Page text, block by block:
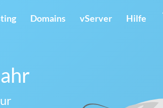
Domains vServer Hilfe